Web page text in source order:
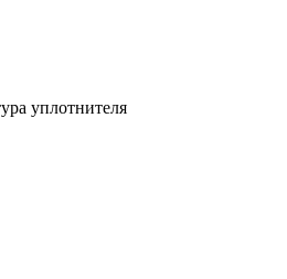
уплотнителя